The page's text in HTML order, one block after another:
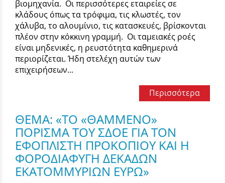
βιομηχανία. Οι περισσότερες εταιρείες σε
κλάδους όπως τα τρόφιμα, τις κλωστές, τον
χάλυβα, το αλουμίνιο, τις κατασκευές, βρίσκονται
πλέον στην κόκκινη γραμμή. Οι ταμειακές ροές
είναι μηδενικές, η ρευστότητα καθημερινά
περιορίζεται. Ήδη στελέχη αυτών των
επιχειρήσεων...
Περισσότερα
ΘΕΜΑ: «ΤΟ «ΘΑΜΜΕΝΟ»
ΠΟΡΙΣΜΑ ΤΟΥ ΣΔΟΕ ΓΙΑ ΤΟΝ
ΕΦΟΠΛΙΣΤΗ ΠΡΟΚΟΠΙΟΥ ΚΑΙ Η
ΦΟΡΟΔΙΑΦΥΓΗ ΔΕΚΑΔΩΝ
ΕΚΑΤΟΜΜΥΡΙΩΝ ΕΥΡΩ»